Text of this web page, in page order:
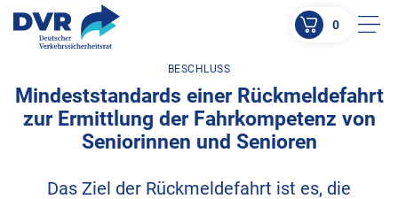
ZUM HAUPTINHALT SPRINGEN
ZUR SUCHE SPRINGEN
0
BESCHLUSS
Mindeststandards einer Rückmeldefahrt
zur Ermittlung der Fahrkompetenz von
Seniorinnen und Senioren
Das Ziel der Rückmeldefahrt ist es, die